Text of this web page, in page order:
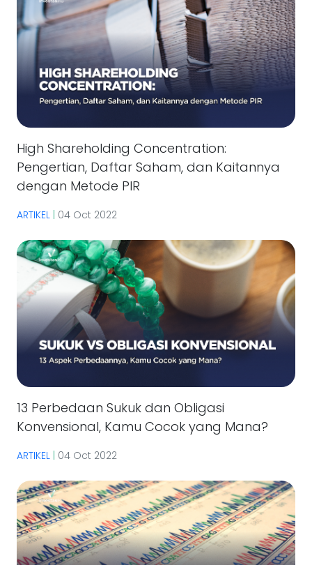
High Shareholding Concentration:
Pengertian, Daftar Saham, dan Kaitannya
dengan Metode PIR
ARTIKEL 04 Oct 2022
13 Perbedaan Sukuk dan Obligasi
Konvensional, Kamu Cocok yang Mana?
ARTIKEL | 04 Oct 2022